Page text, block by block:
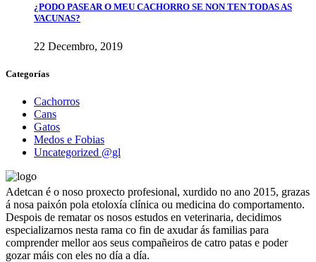
¿PODO PASEAR O MEU CACHORRO SE NON TEN TODAS AS
VACUNAS?
22 Decembro, 2019
Categorías
Cachorros
Cans
Gatos
Medos e Fobias
Uncategorized @gl
Adetcan é o noso proxecto profesional, xurdido no ano 2015, grazas
á nosa paixón pola etoloxía clínica ou medicina do comportamento.
Despois de rematar os nosos estudos en veterinaria, decidimos
especializarnos nesta rama co fin de axudar ás familias para
comprender mellor aos seus compañeiros de catro patas e poder
gozar máis con eles no día a día.